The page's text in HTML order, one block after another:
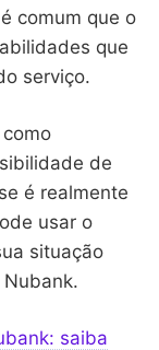
comum que o
que
serviço.
de
é realmente
usar o
situação
saiba